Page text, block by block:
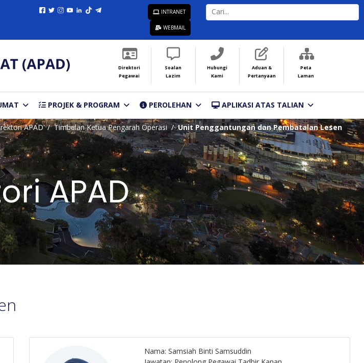
INTRANET
WEBMAIL
CARI...
Direktori
Pegawai
Soalan
Lazim
Hubungi
Kami
Aduan &
Pertanyaan
Peta
Laman
PROJEK & PROGRAM PEROLEHAN APLIKASI ATAS TALIAN
APAD Timbalan Ketua Pengarah Operasi Unit Penggantungan dan Pembatalan Lesen
APAD
Nama: Samsiah Binti Samsuddin